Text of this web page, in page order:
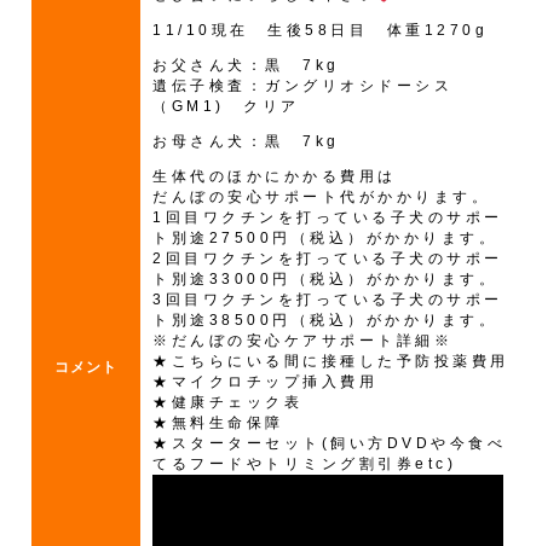
コメント
11/10現在 生後58日目 体重1270g
お父さん犬：黒 7kg
遺伝子検査：ガングリオシドーシス
（GM1) クリア
お母さん犬：黒 7kg
生体代のほかにかかる費用は
だんぼの安心サポート代がかかります。
1回目ワクチンを打っている子犬のサポー
ト別途27500円（税込）がかかります。
2回目ワクチンを打っている子犬のサポー
ト別途33000円（税込）がかかります。
3回目ワクチンを打っている子犬のサポー
ト別途38500円（税込）がかかります。
※だんぼの安心ケアサポート詳細※
★こちらにいる間に接種した予防投薬費用
★マイクロチップ挿入費用
★健康チェック表
★無料生命保障
★スターターセット(飼い方DVDや今食べ
てるフードやトリミング割引券etc)